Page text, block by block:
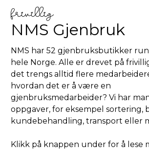
frivillig
NMS Gjenbruk
NMS har 52 gjenbruksbutikker
hele Norge. Alle er drevet på
det trengs alltid flere
hvordan det er å være en
gjenbruksmedarbeider? Vi har
oppgaver, for eksempel sortering,
kundebehandling, transport eller
Klikk på knappen under for å lese